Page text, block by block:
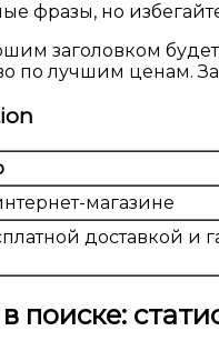
фразы, но
заголовком
по лучшим ценам.
магазине
доставкой и
поиске: